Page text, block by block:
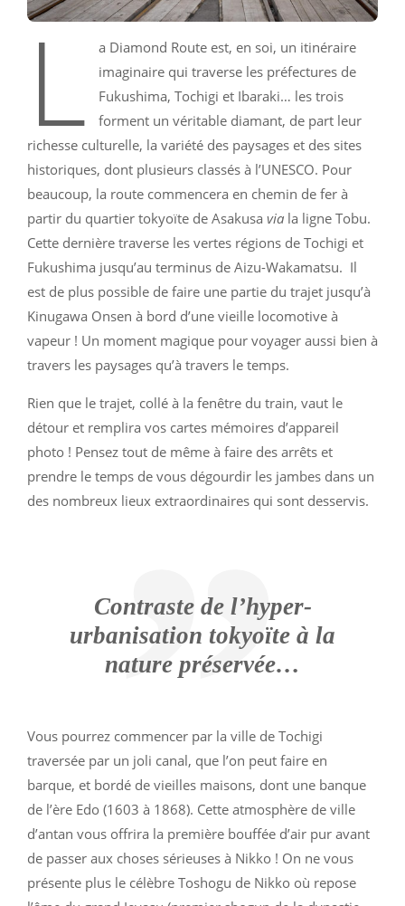
L
a Diamond Route est, en soi, un itinéraire
imaginaire qui traverse les préfectures de
Fukushima, Tochigi et Ibaraki… les trois
forment un véritable diamant, de part leur
richesse culturelle, la variété des paysages et des sites
historiques, dont plusieurs classés à l’UNESCO. Pour
beaucoup, la route commencera en chemin de fer à
partir du quartier tokyoïte de Asakusa via la ligne Tobu.
Cette dernière traverse les vertes régions de Tochigi et
Fukushima jusqu’au terminus de Aizu-Wakamatsu. Il
est de plus possible de faire une partie du trajet jusqu’à
Kinugawa Onsen à bord d’une vieille locomotive à
vapeur ! Un moment magique pour voyager aussi bien à
travers les paysages qu’à travers le temps.
Rien que le trajet, collé à la fenêtre du train, vaut le
détour et remplira vos cartes mémoires d’appareil
photo ! Pensez tout de même à faire des arrêts et
prendre le temps de vous dégourdir les jambes dans un
des nombreux lieux extraordinaires qui sont desservis.
Contraste de l’hyper-
urbanisation tokyoïte à la
nature préservée…
Vous pourrez commencer par la ville de Tochigi
traversée par un joli canal, que l’on peut faire en
barque, et bordé de vieilles maisons, dont une banque
de l’ère Edo (1603 à 1868). Cette atmosphère de ville
d’antan vous offrira la première bouffée d’air pur avant
de passer aux choses sérieuses à Nikko ! On ne vous
présente plus le célèbre Toshogu de Nikko où repose